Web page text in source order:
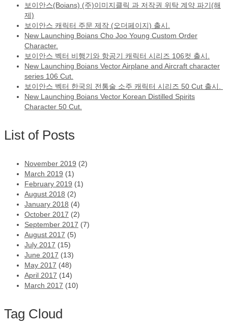
보이안스(Boians) (주)이미지클릭 과 저작권 위탁 계약 파기(해
제)
보이안스 캐릭터 주문 제작 (오더페이지) 출시.
New Launching Boians Cho Joo Young Custom Order
Character.
보이안스 벡터 비행기와 항공기 캐릭터 시리즈 106컷 출시.
New Launching Boians Vector Airplane and Aircraft character
series 106 Cut.
보이안스 벡터 한국의 전통술 소주 캐릭터 시리즈 50 Cut 출시.
New Launching Boians Vector Korean Distilled Spirits
Character 50 Cut.
List of Posts
November 2019 (2)
March 2019 (1)
February 2019 (1)
August 2018 (2)
January 2018 (4)
October 2017 (2)
September 2017 (7)
August 2017 (5)
July 2017 (15)
June 2017 (13)
May 2017 (48)
April 2017 (14)
March 2017 (10)
Tag Cloud